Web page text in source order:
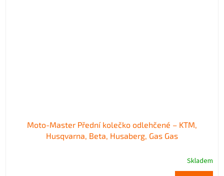
Moto-Master Přední kolečko odlehčené – KTM,
Husqvarna, Beta, Husaberg, Gas Gas
Skladem